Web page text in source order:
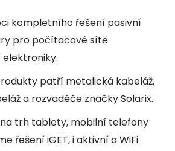
kompletního řešení pasivní
pro počítačové sítě
patří metalická kabeláž,
a rozvaděče značky Solarix.
trh tablety, mobilní telefony
řešení iGET, i aktivní a WiFi